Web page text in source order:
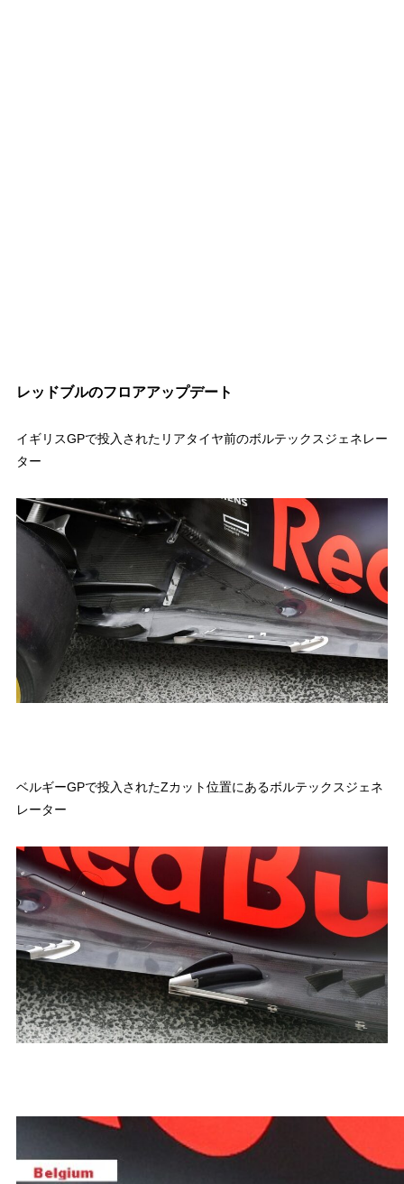
レッドブルのフロアアップデート
イギリスGPで投入されたリアタイヤ前のボルテックスジェネレー
ター
ベルギーGPで投入されたZカット位置にあるボルテックスジェネ
レーター